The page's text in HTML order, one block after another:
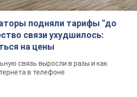
подняли тарифы "до
связи ухудшилось:
на цены
связь выросли в разы и как
в телефоне